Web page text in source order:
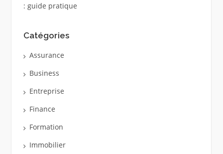
: guide pratique
Catégories
Assurance
Business
Entreprise
Finance
Formation
Immobilier